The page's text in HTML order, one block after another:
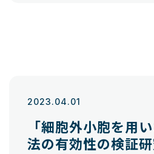
2023.04.01
「細胞外小胞を用
法の有効性の検証